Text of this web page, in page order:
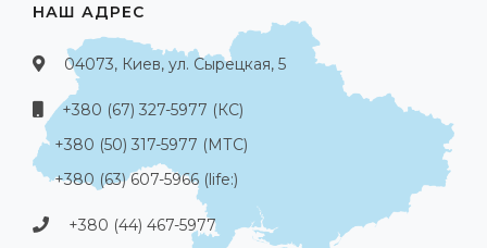
НАШ АДРЕС
04073, Киев, ул. Сырецкая, 5
+380 (67) 327-5977 (КС)
+380 (50) 317-5977 (МТС)
+380 (63) 607-5966 (life:)
+380 (44) 467-5977